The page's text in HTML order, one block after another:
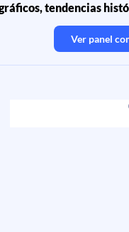
tendencias
Ver panel